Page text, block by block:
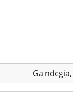
Gaindegia,